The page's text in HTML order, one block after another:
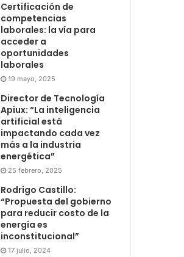
Certificación de
competencias
laborales: la vía para
acceder a
oportunidades
laborales
19 mayo, 2025
Director de Tecnología
Apiux: “La inteligencia
artificial está
impactando cada vez
más a la industria
energética”
25 febrero, 2025
Rodrigo Castillo:
“Propuesta del gobierno
para reducir costo de la
energía es
inconstitucional”
17 julio, 2024